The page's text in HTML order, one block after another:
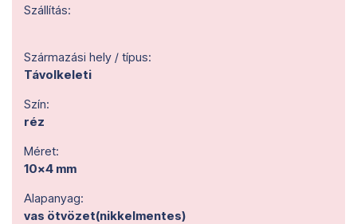
Szállítás:
Származási hely / típus:
Távolkeleti
Szín:
réz
Méret:
10x4 mm
Alapanyag:
vas ötvözet(nikkelmentes)